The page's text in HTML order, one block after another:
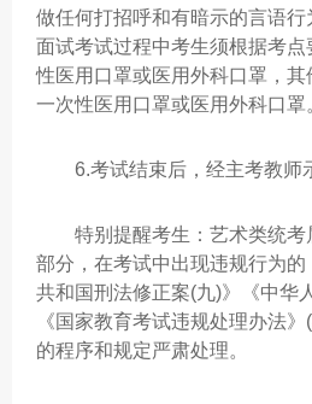
做任何打招呼和有暗示的言语行
面试考试过程中考生须根据考
性医用口罩或医用外科口罩，
一次性医用口罩或医用外科口罩
6.考试结束后，经主考教师示
特别提醒考生：艺术类统考
部分，在考试中出现违规行为
共和国刑法修正案(九)》《中华
《国家教育考试违规处理办法
的程序和规定严肃处理。